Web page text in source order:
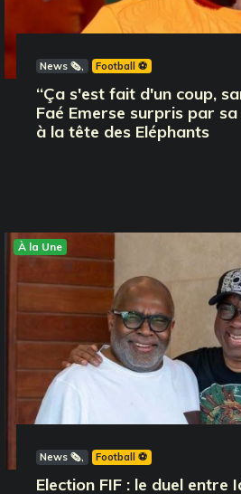
News 🗞️ Football ⚽️
‘‘Ça s'est fait d'un coup,
Faé Emerse surpris par
à la tête des Eléphants
À la Une
News 🗞️ Football ⚽️
Election FIF : le duel entre